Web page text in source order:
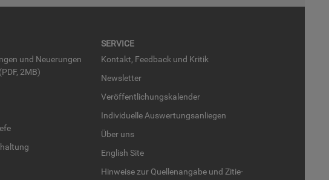
und Neue­run­gen
2MB)
SER­VICE
Kon­takt, Feed­back und Kri­tik
News­let­ter
Ver­öf­fent­li­chungs­ka­len­der
In­di­vi­du­el­le Aus­wer­tungs­an­lie­gen
Über uns
English Site
Hin­wei­se zur Quel­len­an­ga­be und Zi­tie­